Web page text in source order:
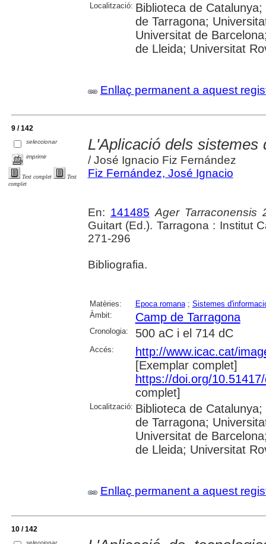
Localització: Biblioteca de
de Tarragona;
Universitat de
de Lleida; Universitat
Enllaç permanent a aquest
9 / 142
seleccionar
imprimir
Text complet
Text
complet
L'Aplicació dels sistemes
/ José Ignacio Fiz Fernández
Fiz Fernández, José Ignacio
En: 141485 Ager Tarraconensis
Guitart (Ed.). Tarragona : Institut
271-296
Bibliografia.
Matèries: Epoca romana; Sistemes
Àmbit:
Camp de Tarragona
Cronologia: 500 aC i el 714 dC
Accés:
http://www.icac.cat/
[Exemplar complet]
https://doi.org/
complet]
Localització: Biblioteca de
de Tarragona;
Universitat de
de Lleida; Universitat
Enllaç permanent a aquest
10 / 142
seleccionar